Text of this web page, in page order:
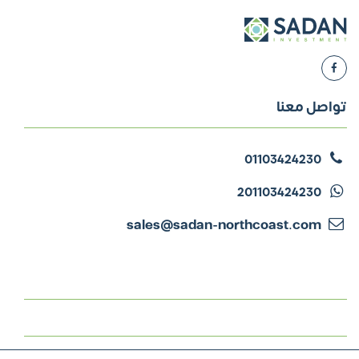
2028
2027
تواصل معنا
01103424230
201103424230
sales@sadan-northcoast.com